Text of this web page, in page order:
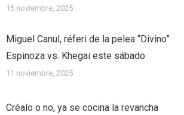
15 noviembre, 2025
Miguel Canul, réferi de la pelea “Divino”
Espinoza vs. Khegai este sábado
11 noviembre, 2025
Créalo o no, ya se cocina la revancha